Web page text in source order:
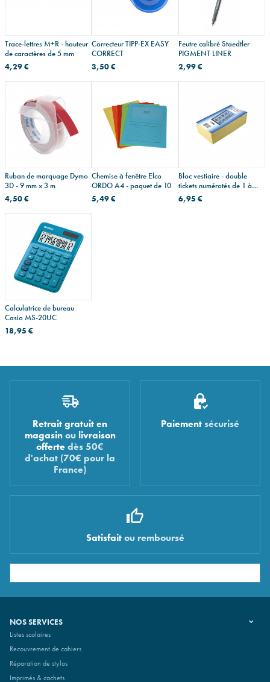
Trace-lettres M+R - hauteur
de caractères de 5 mm
4,29 €
Correcteur TIPP-EX EASY
CORRECT
3,50 €
Feutre calibré Staedtler
PIGMENT LINER
2,99 €
Ruban de marquage Dymo
3D - 9 mm x 3 m
4,50 €
Chemise à fenêtre Elco
ORDO A4 - paquet de 10
5,49 €
Bloc vestiaire - double
tickets numérotés de 1 à
500
6,95 €
Calculatrice de bureau
Casio MS-20UC
18,95 €
Retrait gratuit en
magasinou livraison
offerte dès 50€
d'achat (70€ pour la
France)
Paiement sécurisé
Satisfaitou remboursé
NOS SERVICES
Listes scolaires
Recouvrement de cahiers
Réparation de stylos
Imprimés & cachets